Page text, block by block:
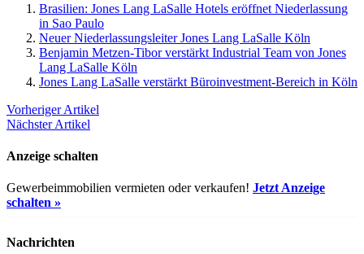
Brasilien: Jones Lang LaSalle Hotels eröffnet Niederlassung
in Sao Paulo
Neuer Niederlassungsleiter Jones Lang LaSalle Köln
Benjamin Metzen-Tibor verstärkt Industrial Team von Jones
Lang LaSalle Köln
Jones Lang LaSalle verstärkt Büroinvestment-Bereich in Köln
Vorheriger Artikel
Nächster Artikel
Anzeige schalten
Gewerbeimmobilien vermieten oder verkaufen! Jetzt Anzeige
schalten »
Nachrichten